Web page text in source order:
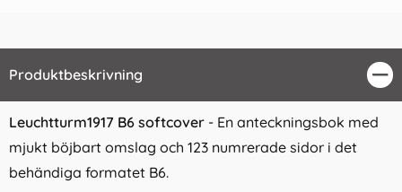
Produktbeskrivning
Leuchtturm1917 B6 softcover - En anteckningsbok med
mjukt böjbart omslag och 123 numrerade sidor i det
behändiga formatet B6.